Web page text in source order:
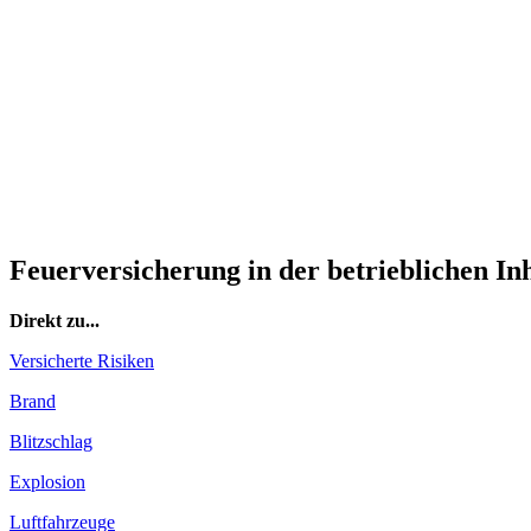
Feuerversicherung in der betrieblichen
Direkt zu...
Versicherte Risiken
Brand
Blitzschlag
Explosion
Luftfahrzeuge